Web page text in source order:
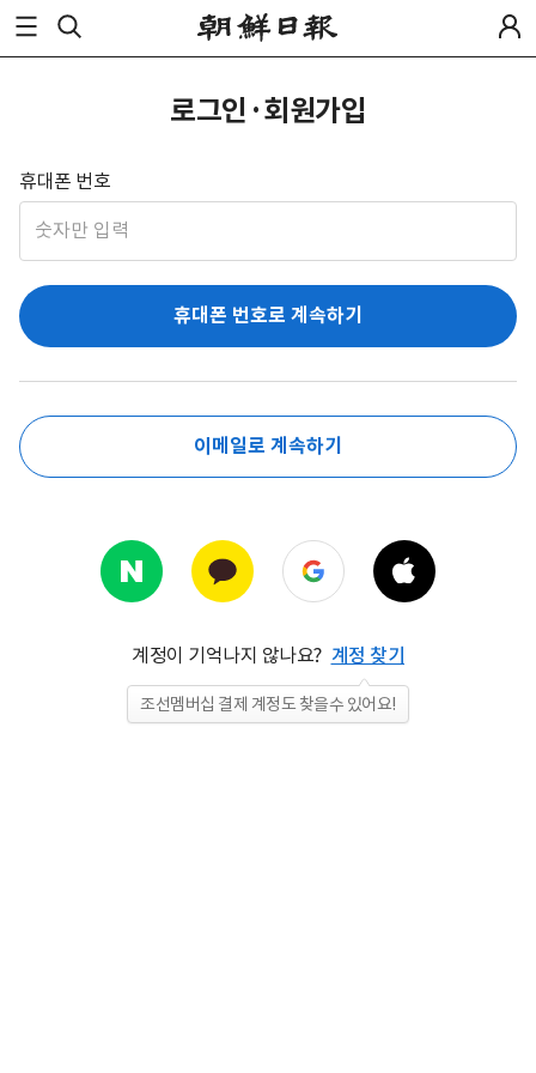
로그인·회원가입
휴대폰 번호
휴대폰 번호로 계속하기
이메일로 계속하기
계정이 기억나지 않나요? 계정 찾기
조선멤버십 결제 계정도 찾을수 있어요!